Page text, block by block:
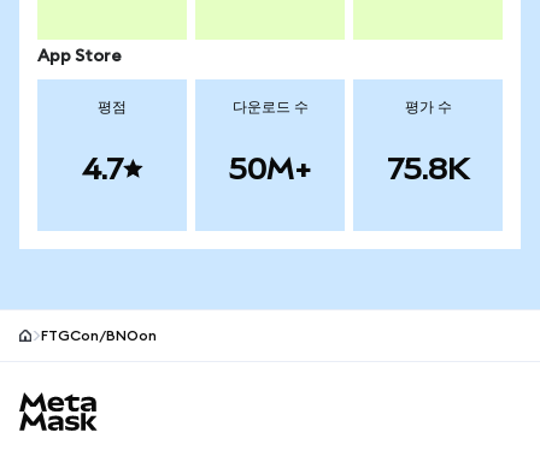
App Store
평점
4.7
다운로드 수
50M+
평가 수
75.8K
FTGCon/BNOon